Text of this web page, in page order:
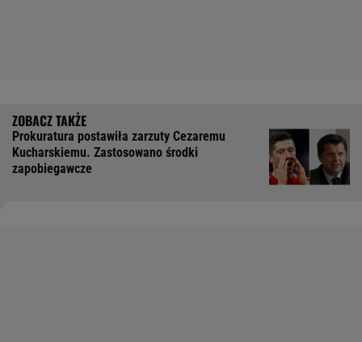
Prokuratura postawiła zarzuty Cezaremu
Kucharskiemu. Zastosowano środki
zapobiegawcze